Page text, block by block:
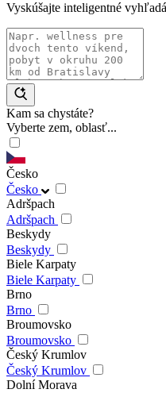
Vyskúšajte inteligentné
Kam sa chystáte?
Vyberte zem, oblasť...
Česko
Česko
Adršpach
Adršpach
Beskydy
Beskydy
Biele Karpaty
Biele Karpaty
Brno
Brno
Broumovsko
Broumovsko
Český Krumlov
Český Krumlov
Dolní Morava